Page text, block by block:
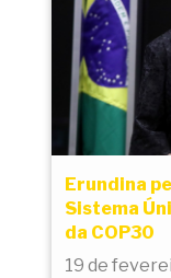
Erundina
Sistema
da COP30
19 de